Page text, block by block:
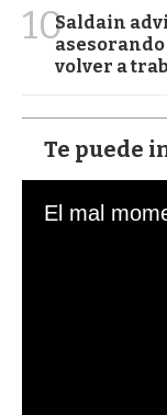
10Saldain
volver a
Te puede